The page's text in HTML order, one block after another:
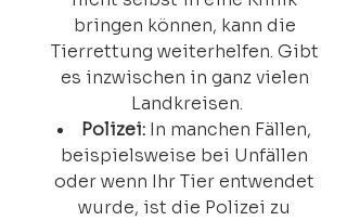
bringen können, kann die
Tierrettung weiterhelfen. Gibt
es inzwischen in ganz vielen
Landkreisen.
Polizei: In manchen Fällen,
beispielsweise bei Unfällen
oder wenn Ihr Tier entwendet
wurde, ist die Polizei zu